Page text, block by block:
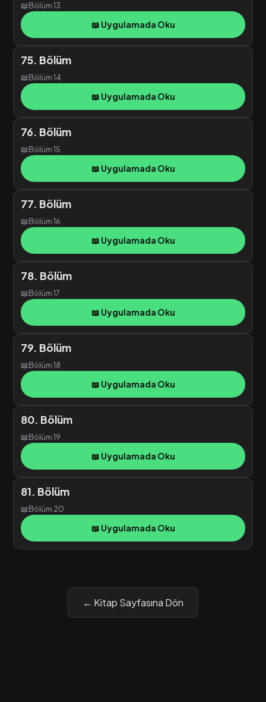
📖Bölüm 13
📖 Uygulamada Oku
75. Bölüm
📖Bölüm 14
📖 Uygulamada Oku
76. Bölüm
📖Bölüm 15
📖 Uygulamada Oku
77. Bölüm
📖Bölüm 16
📖 Uygulamada Oku
78. Bölüm
📖Bölüm 17
📖 Uygulamada Oku
79. Bölüm
📖Bölüm 18
📖 Uygulamada Oku
80. Bölüm
📖Bölüm 19
📖 Uygulamada Oku
81. Bölüm
📖Bölüm 20
📖 Uygulamada Oku
← Kitap Sayfasına Dön